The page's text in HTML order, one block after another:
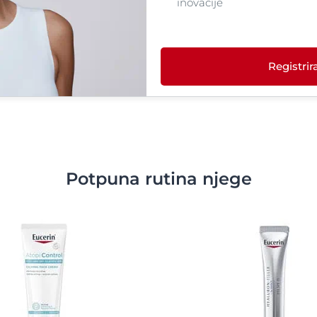
Potpuna rutina njege